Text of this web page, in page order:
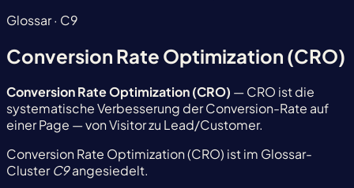
Glossar · C9
Conversion Rate Optimization (CRO)
Conversion Rate Optimization (CRO) — CRO ist die
systematische Verbesserung der Conversion-Rate auf
einer Page — von Visitor zu Lead/Customer.
Conversion Rate Optimization (CRO) ist im Glossar-
ClusterC9angesiedelt.